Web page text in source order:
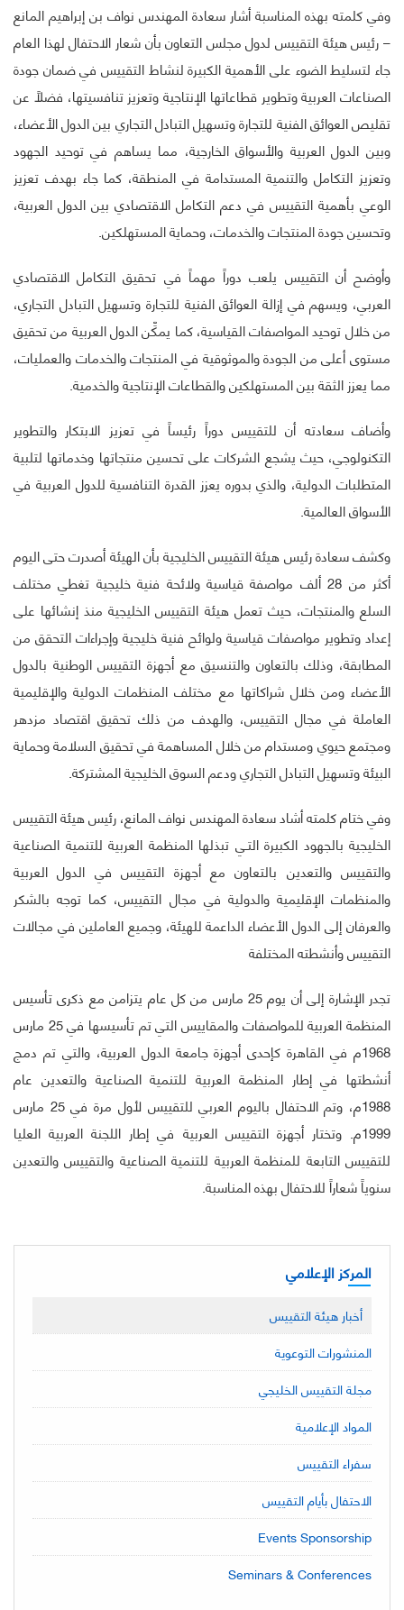
وفي كلمته بهذه المناسبة أشار سعادة المهندس نواف بن إبراهيم المانع
– رئيس هيئة التقييس لدول مجلس التعاون بأن شعار الاحتفال لهذا العام
جاء لتسليط الضوء على الأهمية الكبيرة لنشاط التقييس في ضمان جودة
الصناعات العربية وتطوير قطاعاتها الإنتاجية وتعزيز تنافسيتها، فضلاً عن
تقليص العوائق الفنية للتجارة وتسهيل التبادل التجاري بين الدول الأعضاء،
وبين الدول العربية والأسواق الخارجية، مما يساهم في توحيد الجهود
وتعزيز التكامل والتنمية المستدامة في المنطقة، كما جاء بهدف تعزيز
الوعي بأهمية التقييس في دعم التكامل الاقتصادي بين الدول العربية،
وتحسين جودة المنتجات والخدمات، وحماية المستهلكين.
وأوضح أن التقييس يلعب دوراً مهماً في تحقيق التكامل الاقتصادي
العربي، ويسهم في إزالة العوائق الفنية للتجارة وتسهيل التبادل التجاري،
من خلال توحيد المواصفات القياسية، كما يمكِّن الدول العربية من تحقيق
مستوى أعلى من الجودة والموثوقية في المنتجات والخدمات والعمليات،
مما يعزز الثقة بين المستهلكين والقطاعات الإنتاجية والخدمية.
وأضاف سعادته أن للتقييس دوراً رئيساً في تعزيز الابتكار والتطوير
التكنولوجي، حيث يشجع الشركات على تحسين منتجاتها وخدماتها لتلبية
المتطلبات الدولية، والذي بدوره يعزز القدرة التنافسية للدول العربية في
الأسواق العالمية.
وكشف سعادة رئيس هيئة التقييس الخليجية بأن الهيئة أصدرت حتى اليوم
أكثر من 28 ألف مواصفة قياسية ولائحة فنية خليجية تغطي مختلف
السلع والمنتجات، حيث تعمل هيئة التقييس الخليجية منذ إنشائها على
إعداد وتطوير مواصفات قياسية ولوائح فنية خليجية وإجراءات التحقق من
المطابقة، وذلك بالتعاون والتنسيق مع أجهزة التقييس الوطنية بالدول
الأعضاء ومن خلال شراكاتها مع مختلف المنظمات الدولية والإقليمية
العاملة في مجال التقييس، والهدف من ذلك تحقيق اقتصاد مزدهر
ومجتمع حيوي ومستدام من خلال المساهمة في تحقيق السلامة وحماية
البيئة وتسهيل التبادل التجاري ودعم السوق الخليجية المشتركة.
وفي ختام كلمته أشاد سعادة المهندس نواف المانع، رئيس هيئة التقييس
الخليجية بالجهود الكبيرة التـي تبذلها المنظمة العربية للتنمية الصناعية
والتقييس والتعدين بالتعاون مع أجهزة التقييس في الدول العربية
والمنظمات الإقليمية والدولية في مجال التقييس، كما توجه بالشكر
والعرفان إلى الدول الأعضاء الداعمة للهيئة، وجميع العاملين في مجالات
التقييس وأنشطته المختلفة
تجدر الإشارة إلى أن يوم 25 مارس من كل عام يتزامن مع ذكرى تأسيس
المنظمة العربية للمواصفات والمقاييس التي تم تأسيسها في 25 مارس
1968م في القاهرة كإحدى أجهزة جامعة الدول العربية، والتي تم دمج
أنشطتها في إطار المنظمة العربية للتنمية الصناعية والتعدين عام
1988م، وتم الاحتفال باليوم العربي للتقييس لأول مرة في 25 مارس
1999م. وتختار أجهزة التقييس العربية في إطار اللجنة العربية العليا
للتقييس التابعة للمنظمة العربية للتنمية الصناعية والتقييس والتعدين
سنوياً شعاراً للاحتفال بهذه المناسبة.
المركز الإعلامي
أخبار هيئة التقييس
المنشورات التوعوية
مجلة التقييس الخليجي
المواد الإعلامية
سفراء التقييس
الاحتفال بأيام التقييس
Events Sponsorship
Seminars & Conferences